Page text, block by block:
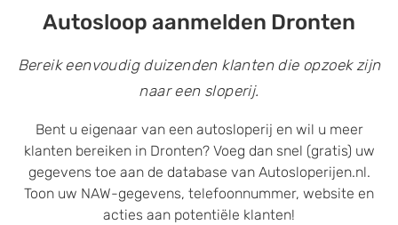
Autosloop aanmelden Dronten
Bereik eenvoudig duizenden klanten die opzoek zijn
naar een sloperij.
Bent u eigenaar van een autosloperij en wil u meer
klanten bereiken in Dronten? Voeg dan snel (gratis) uw
gegevens toe aan de database van Autosloperijen.nl.
Toon uw NAW-gegevens, telefoonnummer, website en
acties aan potentiële klanten!